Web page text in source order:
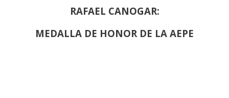
RAFAEL CANOGAR:
MEDALLA DE HONOR DE LA AEPE